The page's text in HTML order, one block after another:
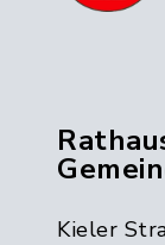
Kieler